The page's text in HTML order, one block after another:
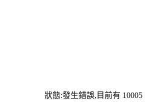
狀態:發生錯誤,目前有